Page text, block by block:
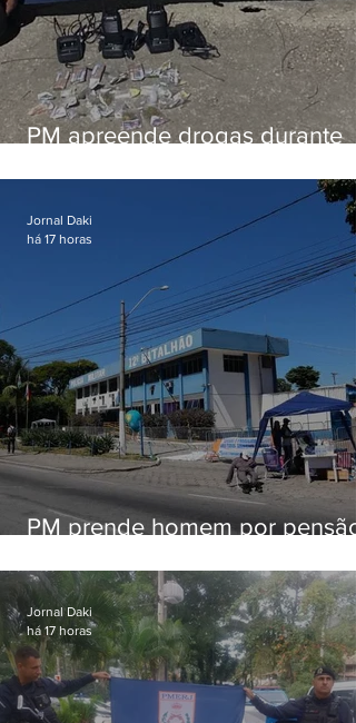
PM apreende drogas durante
PM prende homem por pensão
Jornal Daki
há 17 horas
Jornal Daki
há 17 horas